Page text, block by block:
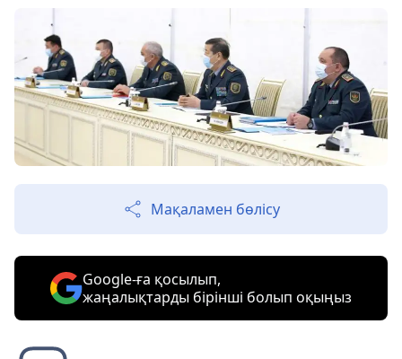
Мақаламен бөлісу
Google-ға қосылып,
жаңалықтарды бірінші болып оқыңыз